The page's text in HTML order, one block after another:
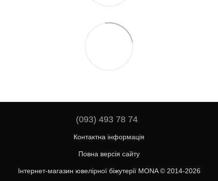
(093) 493 78 74
Контактна інформація
Повна версія сайту
Інтернет-магазин ювелірної біжутерії MONA © 2014-2026